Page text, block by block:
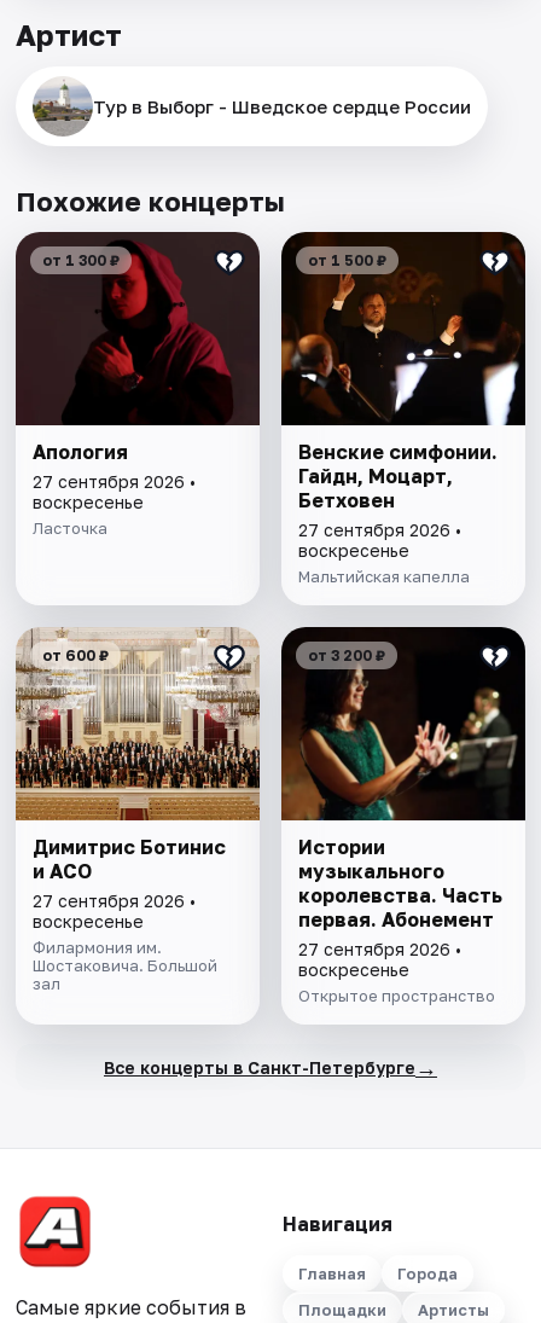
Артист
Тур в Выборг - Шведское сердце России
Похожие концерты
от 1 300 ₽
Апология
27 сентября 2026 •
воскресенье
Ласточка
от 1 500 ₽
Венские симфонии.
Гайдн, Моцарт,
Бетховен
27 сентября 2026 •
воскресенье
Мальтийская капелла
от 600 ₽
Димитрис Ботинис
и АСО
27 сентября 2026 •
воскресенье
Филармония им.
Шостаковича. Большой
зал
от 3 200 ₽
Истории
музыкального
королевства. Часть
первая. Абонемент
27 сентября 2026 •
воскресенье
Открытое пространство
Все концерты в Санкт-Петербурге →
Самые яркие события в
Навигация
Главная
Города
Площадки
Артисты